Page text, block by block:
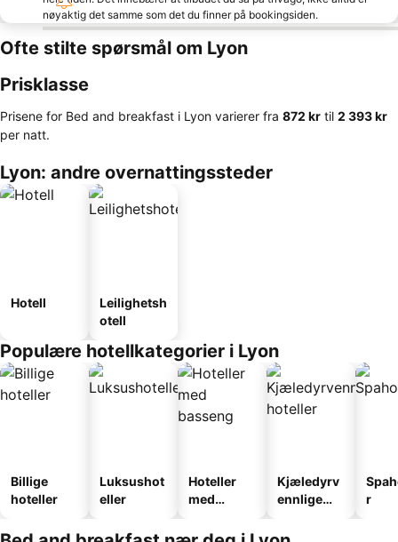
nøyaktig det samme som det du finner på bookingsiden.
Ofte stilte spørsmål om Lyon
Prisklasse
Prisene for Bed and breakfast i Lyon varierer fra ‎872 kr til ‎2 393 kr
per natt.
Lyon: andre overnattingssteder
Hotell
Leilighetsh
otell
Populære hotellkategorier i Lyon
Billige
hoteller
Luksushot
eller
Hoteller
med
Kjæledyrv
ennlige
r